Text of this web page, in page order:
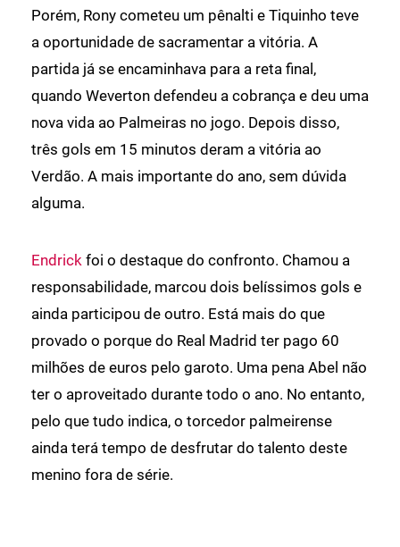
Porém, Rony cometeu um pênalti e Tiquinho teve
a oportunidade de sacramentar a vitória. A
partida já se encaminhava para a reta final,
quando Weverton defendeu a cobrança e deu uma
nova vida ao Palmeiras no jogo. Depois disso,
três gols em 15 minutos deram a vitória ao
Verdão. A mais importante do ano, sem dúvida
alguma.
Endrick foi o destaque do confronto. Chamou a
responsabilidade, marcou dois belíssimos gols e
ainda participou de outro. Está mais do que
provado o porque do Real Madrid ter pago 60
milhões de euros pelo garoto. Uma pena Abel não
ter o aproveitado durante todo o ano. No entanto,
pelo que tudo indica, o torcedor palmeirense
ainda terá tempo de desfrutar do talento deste
menino fora de série.